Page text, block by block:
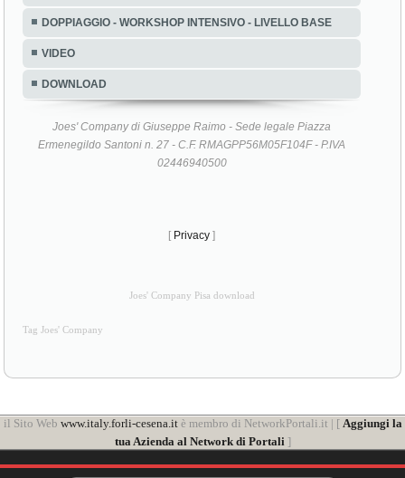
DOPPIAGGIO - WORKSHOP INTENSIVO - LIVELLO BASE
VIDEO
DOWNLOAD
Joes' Company di Giuseppe Raimo - Sede legale Piazza
Ermenegildo Santoni n. 27 - C.F. RMAGPP56M05F104F - P.IVA
02446940500
[ Privacy ]
Joes' Company Pisa download
Tag Joes' Company
il Sito Web www.italy.forli-cesena.itè membro di NetworkPortali.it | [ Aggiungi la
tua Azienda al Network di Portali]